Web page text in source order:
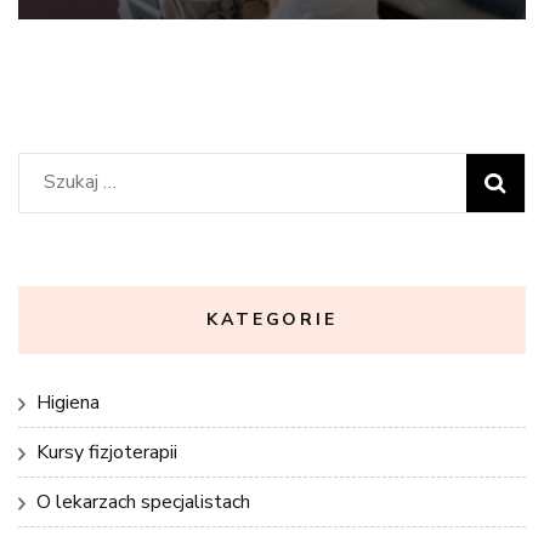
Szukaj:
KATEGORIE
Higiena
Kursy fizjoterapii
O lekarzach specjalistach